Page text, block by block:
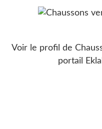
Voir le profil de
portail